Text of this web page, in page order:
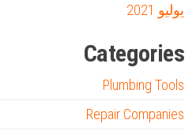
يوليو 2021
Categories
Plumbing Tools
Repair Companies